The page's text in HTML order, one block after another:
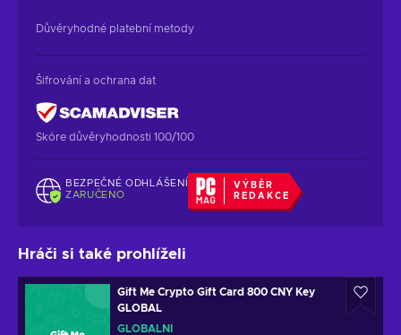
Důvěryhodné platební metody
Šifrování a ochrana dat
Skóre důvěryhodnosti 100/100
BEZPEČNÉ ODHLÁŠENÍ
ZARUČENO
VÝBĚR
REDAKCE
Hráči si také prohlíželi
Gift Me Crypto Gift Card 800 CNY Key
GLOBAL
GLOBÁLNÍ